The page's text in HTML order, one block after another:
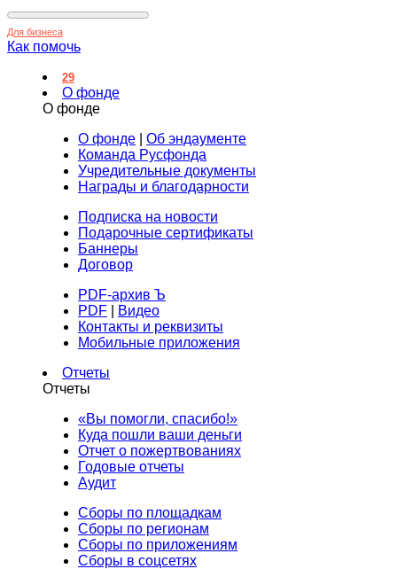
Для бизнеса
Как помочь
29
О фонде
О фонде
О фонде
Об эндаументе
Команда Русфонда
Учредительные документы
Награды и благодарности
Подписка на новости
Подарочные сертификаты
Баннеры
Договор
PDF-архив Ъ
PDF
Видео
Контакты и реквизиты
Мобильные приложения
Отчеты
Отчеты
«Вы помогли, спасибо!»
Куда пошли ваши деньги
Отчет о пожертвованиях
Годовые отчеты
Аудит
Сборы по площадкам
Сборы по регионам
Сборы по приложениям
Сборы в соцсетях